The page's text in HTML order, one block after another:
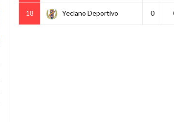
18 Yeclano Deportivo 0